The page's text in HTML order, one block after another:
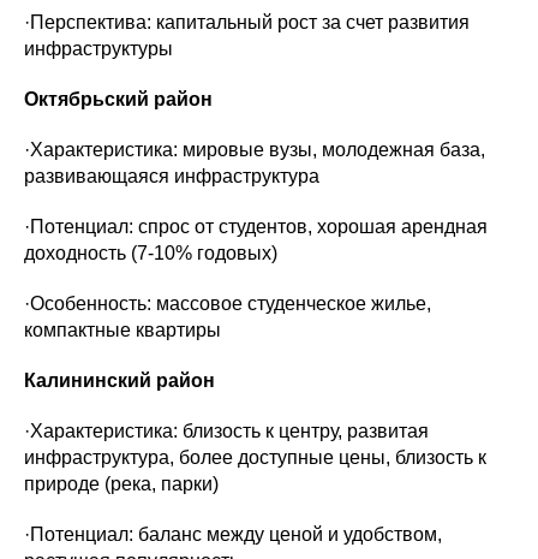
·Перспектива: капитальный рост за счет развития
инфраструктуры
Октябрьский район
·Характеристика: мировые вузы, молодежная база,
развивающаяся инфраструктура
·Потенциал: спрос от студентов, хорошая арендная
доходность (7-10% годовых)
·Особенность: массовое студенческое жилье,
компактные квартиры
Калининский район
·Характеристика: близость к центру, развитая
инфраструктура, более доступные цены, близость к
природе (река, парки)
·Потенциал: баланс между ценой и удобством,